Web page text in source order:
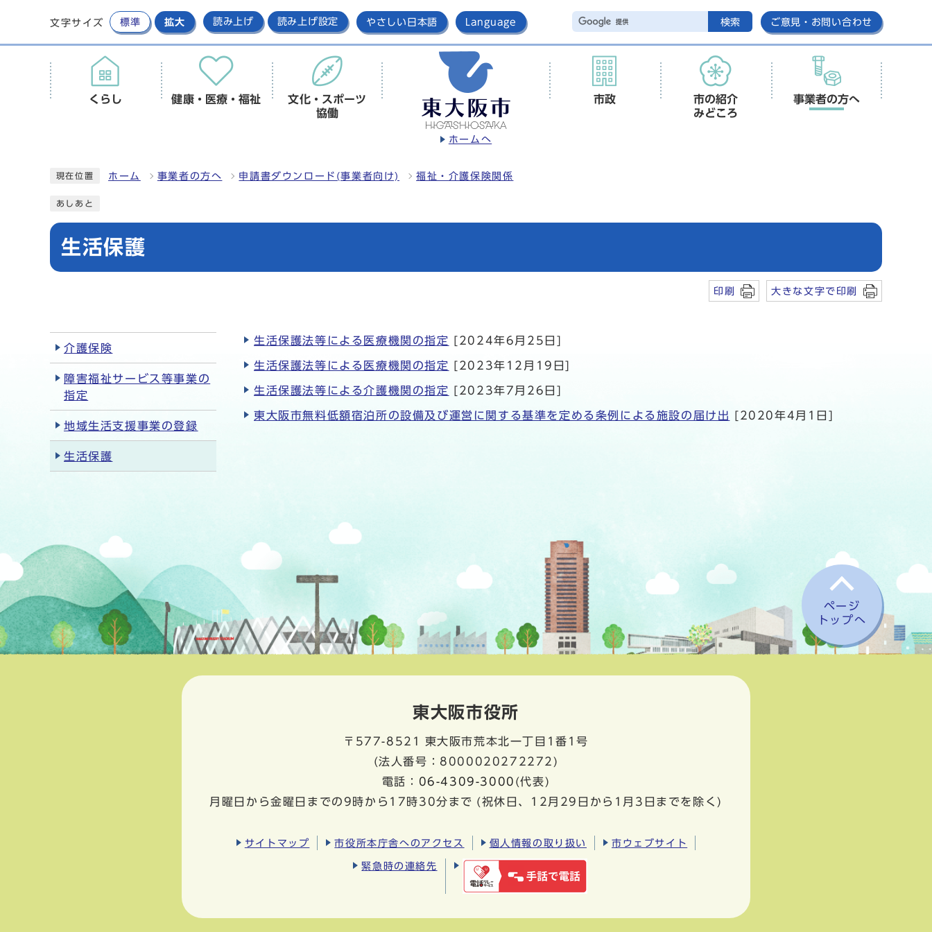
文字サイズ 標準 拡大 読み上げ 読み上げ設定 やさしい日本語 Language 検索 ご意見・お問い合わせ
ホームへ
くらし 健康・医療・福祉
文化・スポーツ
協働
市政
市の紹介
みどころ
事業者の方へ
現在位置 ホーム 事業者の方へ 申請書ダウンロード(事業者向け) 福祉・介護保険関係
あしあと
生活保護
印刷 大きな文字で印刷
生活保護法等による医療機関の指定 [2024年6月25日]
生活保護法等による医療機関の指定 [2023年12月19日]
生活保護法等による介護機関の指定 [2023年7月26日]
東大阪市無料低額宿泊所の設備及び運営に関する基準を定める条例による施設の届け出 [2020年4月1日]
介護保険
障害福祉サービス等事業の
指定
地域生活支援事業の登録
生活保護
ページ
トップへ
東大阪市役所
〒577-8521
東大阪市荒本北一丁目1番1号
(法人番号：8000020272272)
電話： 06-4309-3000 (代表)
月曜日から金曜日までの9時から17時30分まで (祝休日、12月29日から1月3日までを除く)
サイトマップ 市役所本庁舎へのアクセス 個人情報の取り扱い 市ウェブサイト
緊急時の連絡先